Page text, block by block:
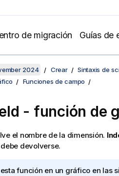
de migración Guías de
2024 Crear
Sintaxis de
Funciones de campo
- función de
el nombre de la dimensión.
devolverse.
función en un gráfico en las